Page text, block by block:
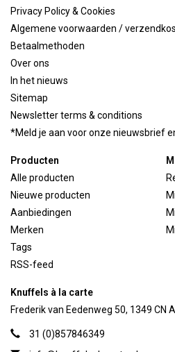
Privacy Policy & Cookies
Algemene voorwaarden /
Betaalmethoden
Over ons
In het nieuws
Sitemap
Newsletter terms & conditions
*Meld je aan voor onze nieuwsbrief
Producten
Alle producten
Nieuwe producten
Aanbiedingen
Merken
Tags
RSS-feed
Knuffels à la carte
Frederik van Eedenweg 50, 1349 CN
31 (0)857846349